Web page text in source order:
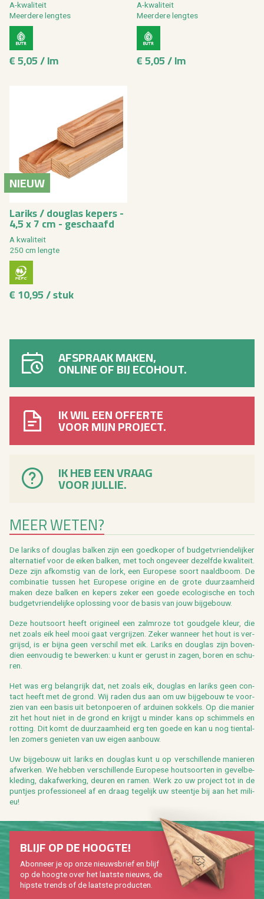
A-kwa­li­teit
Meer­de­re leng­tes
€ 5,05 / lm
A-kwa­li­teit
Meer­de­re leng­tes
€ 5,05 / lm
NIEUW
La­riks / dou­g­las ke­pers -
4,5 x 7 cm - ge­schaafd
A kwa­li­teit
250 cm leng­te
€ 10,95 / stuk
AFSPRAAK MAKEN,
ONLINE OF BIJ ECOHOUT.
IK WIL EEN OFFERTE
VOOR MIJN PROJECT.
IK HEB EEN VRAAG
VOOR JULLIE.
MEER WETEN?
De la­riks of dou­g­las bal­ken zijn een goed­ko­per of bud­get­vrien­de­lij­ker
al­ter­na­tief voor de eiken bal­ken, met toch on­ge­veer de­zelf­de kwa­li­teit.
Deze zijn af­kom­stig van de lork, een Eu­ro­pe­se soort naald­boom. De
com­bi­na­tie tus­sen het Eu­ro­pe­se ori­gi­ne en de grote duur­zaam­heid
maken deze bal­ken en ke­pers zeker een goede eco­lo­gi­sche en toch
bud­get­vrien­de­lij­ke op­los­sing voor de basis van jouw bij­ge­bouw.
Deze hout­soort heeft ori­gi­neel een zalm­roze tot goud­ge­le kleur, die
net zoals eik heel mooi gaat ver­grij­zen. Zeker wan­neer het hout is ver­
grijsd, is er bijna geen ver­schil met eik. La­riks en dou­g­las zijn bo­ven­
dien een­vou­dig te be­wer­ken: u kunt er ge­rust in zagen, boren en schu­
ren.
Het was erg be­lang­rijk dat, net zoals eik, dou­g­las en la­riks geen con­
tact heeft met de grond. Wij raden dus aan om uw bij­ge­bouw te voor­
zien van een basis uit be­ton­poe­ren of ar­dui­nen sok­kels. Op die ma­nier
zit het hout niet in de grond en krijgt u min­der kans op schim­mels en
rot­ting. Dit komt de duur­zaam­heid erg ten goede en kan u nog tien­tal­
len zo­mers ge­nie­ten van uw eigen aan­bouw.
Uw bij­ge­bouw uit la­riks en dou­g­las kunt u op ver­schil­len­de ma­nie­ren
af­wer­ken. We heb­ben ver­schil­len­de Eu­ro­pe­se hout­soor­ten in ge­vel­be­
kle­ding, dak­af­wer­king, deu­ren en ramen. Werk zo uw pro­ject tot in de
punt­jes pro­fes­si­o­neel af en draag te­ge­lijk uw steen­tje bij aan het mi­li­
eu!
BLIJF OP DE HOOG­TE!
Abon­neer je op onze nieuws­brief en blijf
op de hoog­te over het laat­ste nieuws, de
hip­s­te trends of de laat­ste pro­duc­ten.